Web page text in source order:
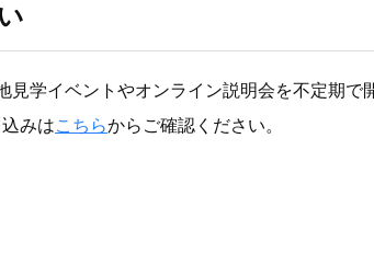
見学イベントやオンライン説明会を不定期で
みはこちらからご確認ください。